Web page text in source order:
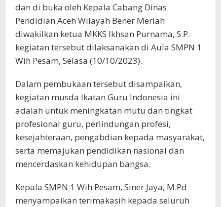
dan di buka oleh Kepala Cabang Dinas
Pendidian Aceh Wilayah Bener Meriah
diwakilkan ketua MKKS Ikhsan Purnama, S.P.
kegiatan tersebut dilaksanakan di Aula SMPN 1
Wih Pesam, Selasa (10/10/2023).
Dalam pembukaan tersebut disampaikan,
kegiatan musda Ikatan Guru Indonesia ini
adalah untuk meningkatan mutu dan tingkat
profesional guru, perlindungan profesi,
kesejahteraan, pengabdian kepada masyarakat,
serta memajukan pendidikan nasional dan
mencerdaskan kehidupan bangsa.
Kepala SMPN 1 Wih Pesam, Siner Jaya, M.Pd
menyampaikan terimakasih kepada seluruh